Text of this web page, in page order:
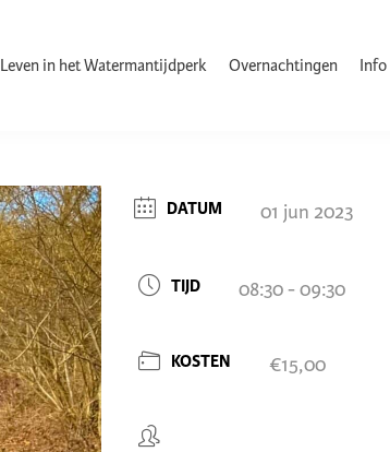
Leven in het Watermantijdperk Overnachtingen Info
DATUM 01 jun 2023
TIJD 08:30 - 09:30
KOSTEN €15,00